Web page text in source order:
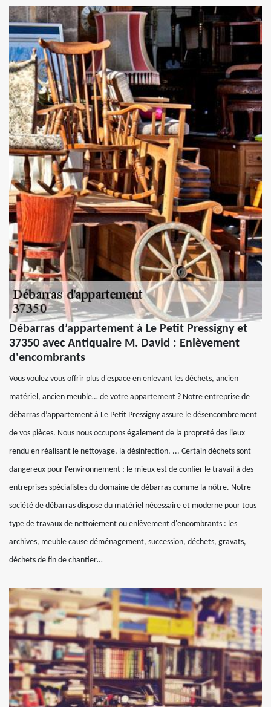
Débarras d’appartement à Le Petit Pressigny et
37350 avec Antiquaire M. David : Enlèvement
d'encombrants
Vous voulez vous offrir plus d'espace en enlevant les déchets, ancien
matériel, ancien meuble… de votre appartement ? Notre entreprise de
débarras d’appartement à Le Petit Pressigny assure le désencombrement
de vos pièces. Nous nous occupons également de la propreté des lieux
rendu en réalisant le nettoyage, la désinfection, ... Certain déchets sont
dangereux pour l'environnement ; le mieux est de confier le travail à des
entreprises spécialistes du domaine de débarras comme la nôtre. Notre
société de débarras dispose du matériel nécessaire et moderne pour tous
type de travaux de nettoiement ou enlèvement d'encombrants : les
archives, meuble cause déménagement, succession, déchets, gravats,
déchets de fin de chantier…